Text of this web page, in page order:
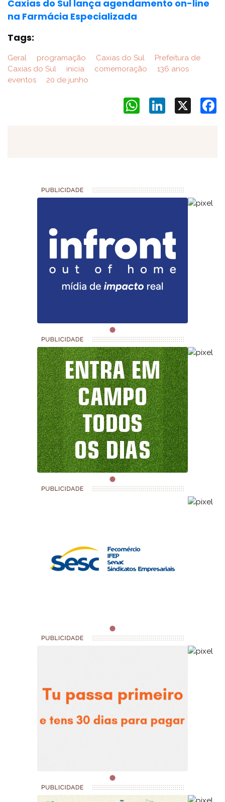
Caxias do Sul lança agendamento on-line
na Farmácia Especializada
Tags:
Geral programação Caxias do Sul
Prefeitura de
Caxias do Sul
inicia comemoração
136 anos
eventos
20 de junho
LinkedIn
WhatsApp